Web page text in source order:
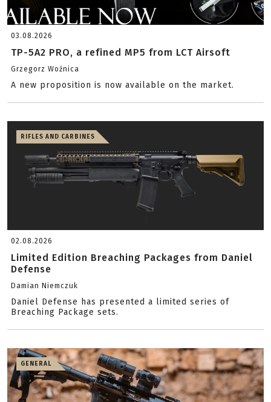
03.08.2026
TP-5A2 PRO, a refined MP5 from LCT Airsoft
Grzegorz Woźnica
A new proposition is now available on the market.
RIFLES AND CARBINES
02.08.2026
Limited Edition Breaching Packages from Daniel
Defense
Damian Niemczuk
Daniel Defense has presented a limited series of
Breaching Package sets.
GENERAL